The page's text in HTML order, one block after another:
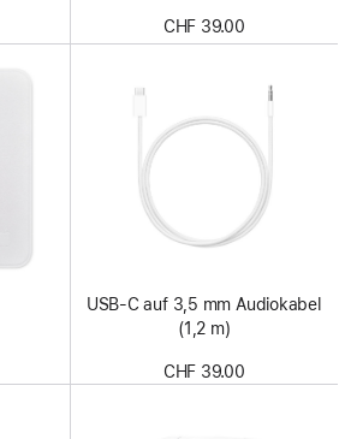
CHF 39.00
USB-C auf 3,5 mm Audiokabel
(1,2 m)
CHF 39.00